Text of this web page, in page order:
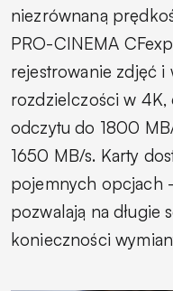
niezrównaną
PRO-CINEMA
rejestrowanie zdjęć i
rozdzielczości w
odczytu do 1800
1650 MB/s. Karty
pojemnych opcjach
pozwalają na długie
konieczności